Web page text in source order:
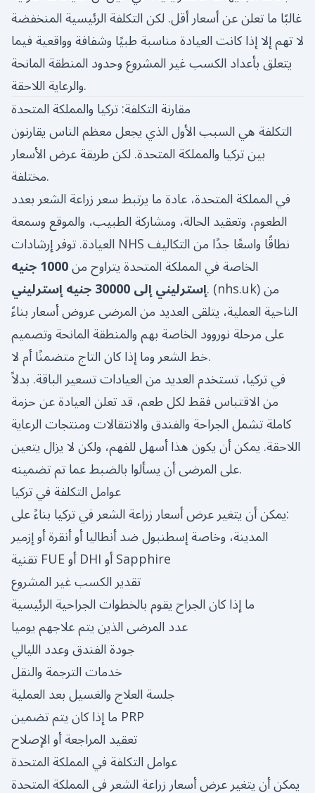
غالبًا ما تعلن عن أسعار أقل. لكن التكلفة الرئيسية المنخفضة
لا تهم إلا إذا كانت العيادة مناسبة طبيًا وشفافة وواقعية فيما
يتعلق بأعداد الكسب غير المشروع وحدود المنطقة المانحة
والرعاية اللاحقة.
مقارنة التكلفة: تركيا والمملكة المتحدة
التكلفة هي السبب الأول الذي يجعل معظم الناس يقارنون
بين تركيا والمملكة المتحدة. لكن طريقة عرض الأسعار
مختلفة.
في المملكة المتحدة، عادة ما يرتبط سعر زراعة الشعر بعدد
الطعوم، وتعقيد الحالة، ومشاركة الطبيب، والموقع وسمعة
العيادة. توفر إرشادات NHS نطاقًا واسعًا جدًا من التكاليف
الخاصة في المملكة المتحدة يتراوح من
1000 جنيه
إسترليني إلى 30000 جنيه إسترليني. (nhs.uk) من
الناحية العملية، يتلقى العديد من المرضى عروض أسعار بناءً
على مرحلة نوروود الخاصة بهم والمنطقة المانحة وتصميم
خط الشعر وما إذا كان التاج متضمنًا أم لا.
في تركيا، تستخدم العديد من العيادات تسعير الباقة. بدلاً
من الاقتباس فقط لكل طعم، قد تعلن العيادة عن حزمة
كاملة تشمل الجراحة والفندق والانتقالات ومنتجات الرعاية
اللاحقة. يمكن أن يكون هذا أسهل للفهم، ولكن لا يزال يتعين
على المرضى أن يسألوا بالضبط عما تم تضمينه.
عوامل التكلفة في تركيا
يمكن أن يتغير عرض أسعار زراعة الشعر في تركيا بناءً على:
المدينة، وخاصة إسطنبول ضد أنطاليا أو أنقرة أو إزمير
تقنية FUE أو DHI أو Sapphire
تقدير الكسب غير المشروع
ما إذا كان الجراح يقوم بالخطوات الجراحية الرئيسية
عدد المرضى الذين يتم علاجهم يوميا
جودة الفندق وعدد الليالي
خدمات الترجمة والنقل
جلسة العلاج والغسيل بعد العملية
ما إذا كان يتم تضمين PRP
تعقيد المراجعة أو الإصلاح
عوامل التكلفة في المملكة المتحدة
يمكن أن يتغير عرض أسعار زراعة الشعر في المملكة المتحدة